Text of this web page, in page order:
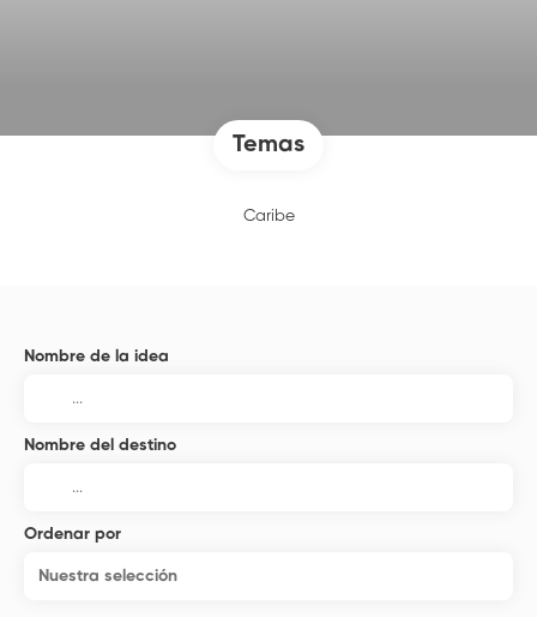
Temas
Caribe
Nombre de la idea
Nombre del destino
Ordenar por
Nuestra selección